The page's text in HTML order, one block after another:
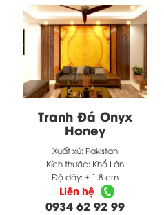
Tranh Đá Onyx
Honey
Xuất xứ: Pakistan
Kích thước: Khổ Lớn
Độ dày: ± 1.8 cm
Liên hệ
0934 62 92 99